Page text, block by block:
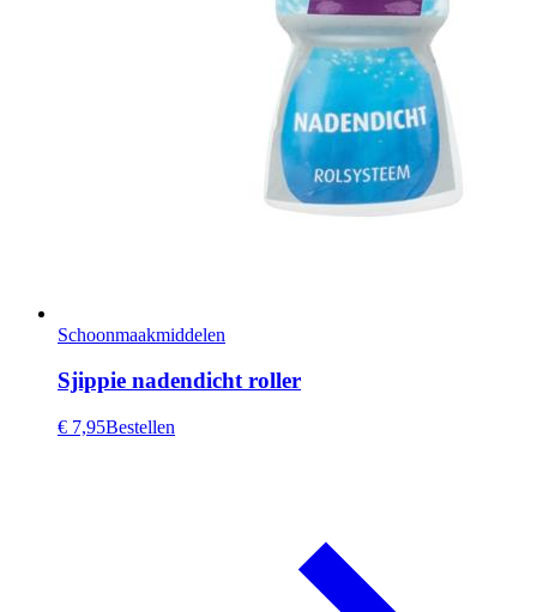
Schoonmaakmiddelen
Sjippie nadendicht roller
€ 7,95Bestellen